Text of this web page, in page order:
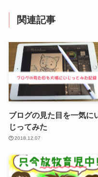
関連記事
ブログの見た目を一気に
じってみた
2018.12.07